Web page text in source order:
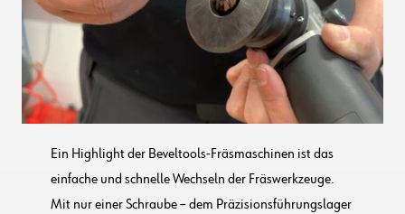
Ein Highlight der Beveltools-Fräsmaschinen ist das
einfache und schnelle Wechseln der Fräswerkzeuge.
Mit nur einer Schraube – dem Präzisionsführungslager